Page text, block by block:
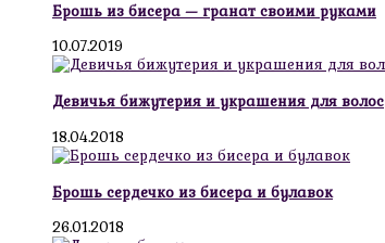
Брошь из бисера — гранат своими руками
10.07.2019
Девичья бижутерия и украшения для волос
18.04.2018
Брошь сердечко из бисера и булавок
26.01.2018